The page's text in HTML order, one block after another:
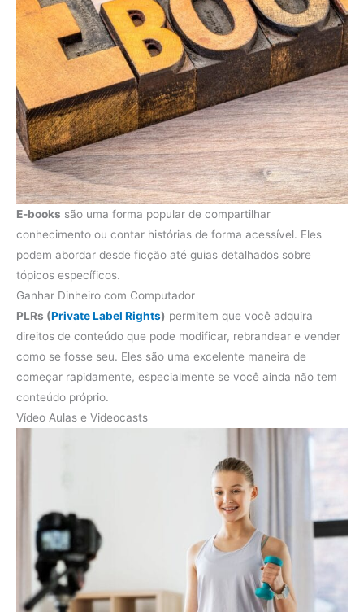
E-books são uma forma popular de compartilhar
conhecimento ou contar histórias de forma acessível. Eles
podem abordar desde ficção até guias detalhados sobre
tópicos específicos.
Ganhar Dinheiro com Computador
PLRs (Private Label Rights) permitem que você adquira
direitos de conteúdo que pode modificar, rebrandear e vender
como se fosse seu. Eles são uma excelente maneira de
começar rapidamente, especialmente se você ainda não tem
conteúdo próprio.
Vídeo Aulas e Videocasts